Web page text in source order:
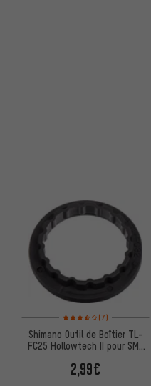
Note moyenne : 3,5 sur 5
(7)
Shimano Outil de Boîtier TL-
FC25 Hollowtech II pour SM-
2,99€